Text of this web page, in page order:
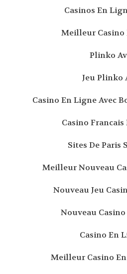
Casinos En
Meilleur Casino
Plinko
Jeu Plinko
Casino En Ligne Avec
Casino
Sites De Paris
Meilleur Nouveau
Nouveau Jeu
Nouveau
Casino En
Meilleur Casino